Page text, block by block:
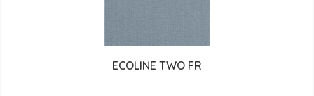
ECOLINE TWO FR